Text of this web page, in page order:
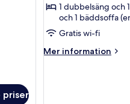
priser
Room
Pool
Access
1 dubbelsäng och
och 1 bäddsoffa
Gratis wi-fi
Mer information
Mer